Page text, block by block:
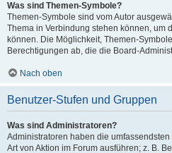
Was sind Themen-Symbole?
Themen-Symbole sind vom Autor
Thema in Verbindung stehen können, um
können. Die Möglichkeit, Themen-
Berechtigungen ab, die die Board-
Nach oben
Benutzer-Stufen und Gruppen
Was sind Administratoren?
Administratoren haben die
Art von Aktion im Forum ausführen; z. B.